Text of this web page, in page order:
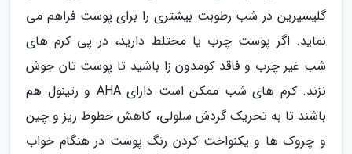
گلیسیرین در شب رطوبت بیشتری را برای پوست فراهم می
نماید. اگر پوست چرب یا مختلط دارید، در پی کرم های
شب غیر چرب و فاقد کومدون زا باشید تا پوست تان جوش
نزند. کرم های شب ممکن است دارای AHA و رتینول هم
باشند تا به تحریک گردش سلولی، کاهش خطوط ریز و چین
و چروک ها و یکنواخت کردن رنگ پوست در هنگام خواب